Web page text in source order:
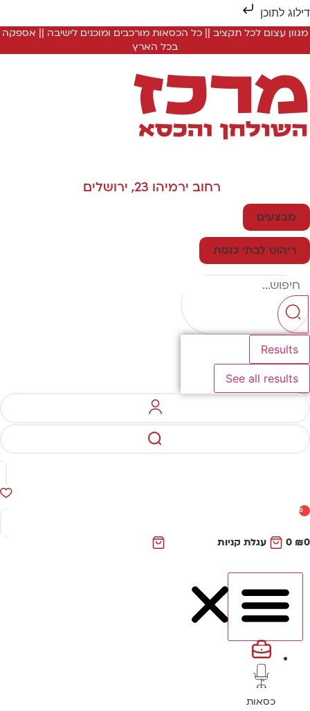
לתוכן
מגוון עצום לכל תקציב || כל הכסאות מורכבים ומוכנים לישיבה || אספקה
בכל הארץ
רחוב ירמיהו 23, ירושלים
מבצעים
ריהוט לבתי כנסת
Results
See all results
0
₪
0 עגלת קניות
כסאות